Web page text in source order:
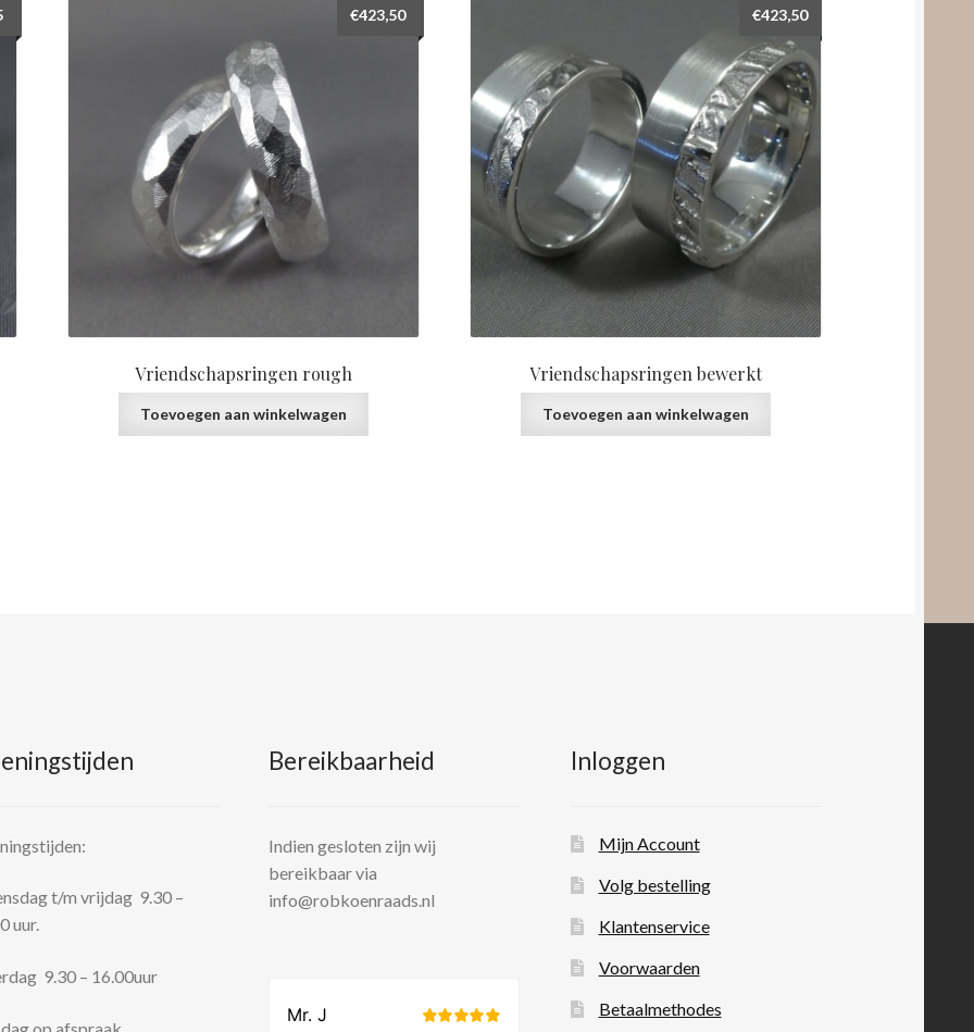
Vriendschapsringen rough
€423,50
Toevoegen aan winkelwagen
Vriendschapsringen bewerkt
€423,50
Toevoegen aan winkelwagen
t/m vrijdag 9.30 –
uur.
9.30 – 16.00uur
op afspraak.
Bereikbaarheid
Indien gesloten zijn wij
bereikbaar via
info@robkoenraads.nl
Inloggen
Mijn Account
Volg bestelling
Klantenservice
Voorwaarden
Betaalmethodes